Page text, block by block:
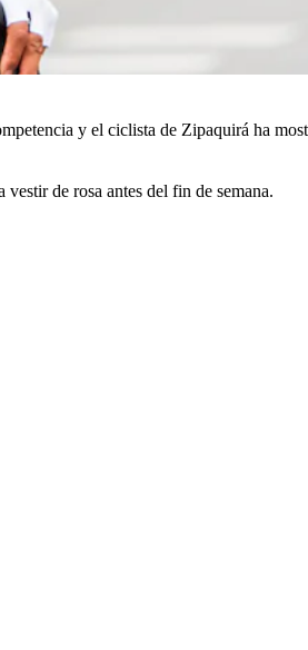
y el ciclista de Zipaquirá ha
de rosa antes del fin de semana.